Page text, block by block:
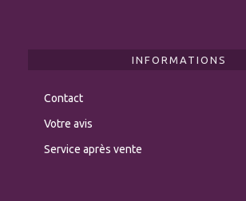
INFORMATIONS
Contact
Votre avis
Service après vente